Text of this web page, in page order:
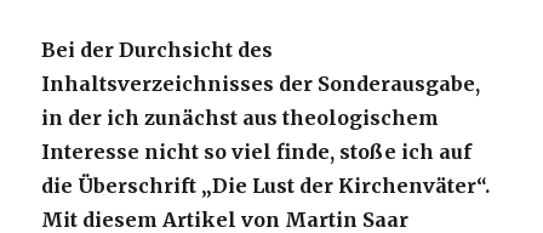
Bei der Durchsicht des
Inhaltsverzeichnisses der Sonderausgabe,
in der ich zunächst aus theologischem
Interesse nicht so viel finde, stoße ich auf
die Überschrift „Die Lust der Kirchenväter“.
Mit diesem Artikel von Martin Saar